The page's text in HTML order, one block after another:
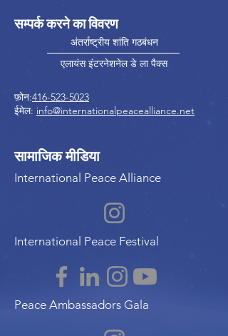
सम्पर्क करने का विवरण
अंतर्राष्ट्रीय शांति गठबंधन
एलायंस इंटरनेशनेल डे ला पैक्स
फ़ोन:416-523-5023
ईमेल: info@internationalpeacealliance.net
सामाजिक मीडिया
International Peace Alliance
International Peace Festival
Peace Ambassadors Gala